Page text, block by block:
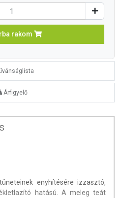
rakom
Árfigyelő
enyhítésére izzasztó,
hatású. A meleg teát